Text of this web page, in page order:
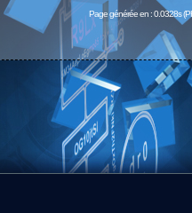
Page générée en : 0.0328s